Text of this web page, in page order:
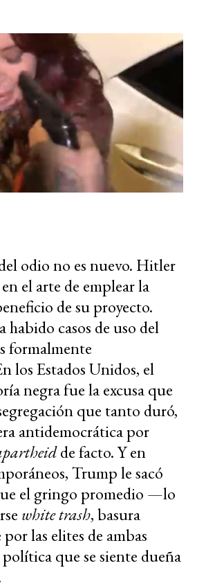
odio no es nuevo. Hitler
el arte de emplear la
de su proyecto.
habido casos de uso del
formalmente
los Estados Unidos, el
negra fue la excusa que
que tanto duró,
antidemocrática por
de facto. Y en
Trump le sacó
el gringo promedio —lo
white trash, basura
las elites de ambas
política que se siente dueña